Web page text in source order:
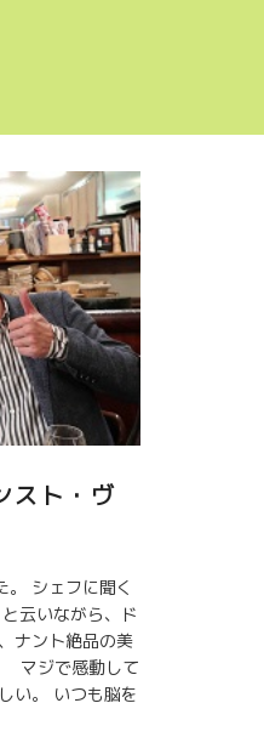
スト・ヴ
。 シェフに聞く
云いながら、ド
ナント絶品の美
マジで感動して
い。 いつも脳を
している丸さ